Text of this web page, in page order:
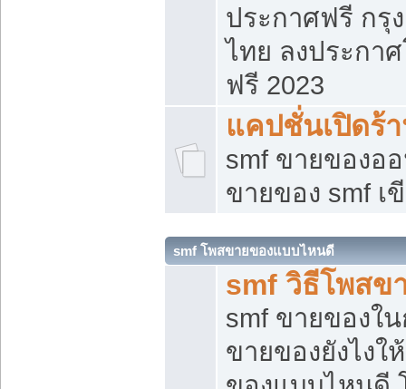
ประกาศฟรี กรุ
ไทย ลงประกา
ฟรี 2023
แคปชั่นเปิดร้
smf ขายของอ
ขายของ smf เ
smf โพสขายของแบบไหนดี
smf วิธีโพสข
smf ขายของใ
ขายของยังไง